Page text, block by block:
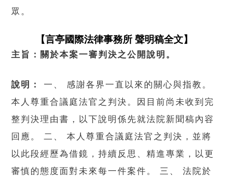
眾。
【言亭國際法律事務所 聲明稿全文】
主旨：關於本案一審判決之公開說明。
說明：
一、 感謝各界一直以來的關心與指教。
本人尊重合議庭法官之判決。因目前尚未收到完
整判決理由書，以下說明係先就法院新聞稿內容
回應。 二、 本人尊重合議庭法官之判決，並將
以此段經歷為借鏡，持續反思、精進專業，以更
審慎的態度面對未來每一件案件。 三、 法院於